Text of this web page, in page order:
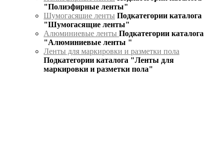
"Полиэфирные ленты"
Шумогасящие ленты Подкатегории каталога
"Шумогасящие ленты"
Алюминиевые ленты Подкатегории каталога
"Алюминиевые ленты "
Ленты для маркировки и разметки пола
Подкатегории каталога "Ленты для
маркировки и разметки пола"